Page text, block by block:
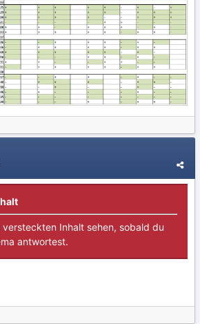
versteckten Inhalt sehen, sobald du
antwortest.